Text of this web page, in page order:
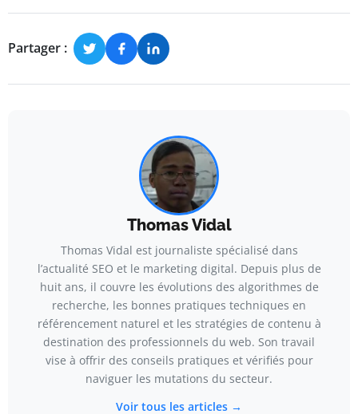
Partager :
Thomas Vidal
Thomas Vidal est journaliste spécialisé dans
l’actualité SEO et le marketing digital. Depuis plus de
huit ans, il couvre les évolutions des algorithmes de
recherche, les bonnes pratiques techniques en
référencement naturel et les stratégies de contenu à
destination des professionnels du web. Son travail
vise à offrir des conseils pratiques et vérifiés pour
naviguer les mutations du secteur.
Voir tous les articles →